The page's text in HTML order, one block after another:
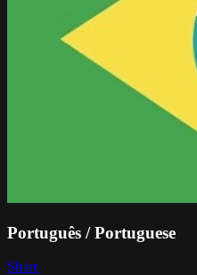
Português / Portuguese
Share